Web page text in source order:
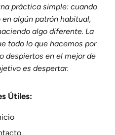
práctica simple: cuando
algún patrón habitual,
algo diferente. La
todo lo que hacemos por
despiertos en el mejor de
es despertar.
Útiles: